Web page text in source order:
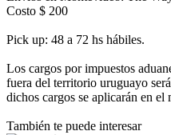
Costo $ 200
Pick up: 48 a 72 hs hábiles.
Los cargos por impuestos
fuera del territorio uruguayo
dichos cargos se aplicarán en el
También te puede interesar